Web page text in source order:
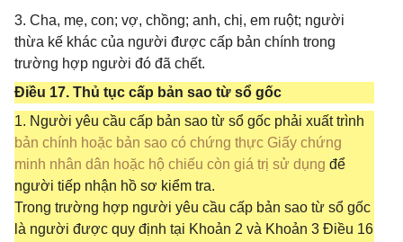
3. Cha, mẹ, con; vợ, chồng; anh, chị, em ruột; người
thừa kế khác của người được cấp bản chính trong
trường hợp người đó đã chết.
Điều 17. Thủ tục cấp bản sao từ sổ gốc
1. Người yêu cầu cấp bản sao từ sổ gốc phải xuất trình
bản chính hoặc bản sao có chứng thực Giấy chứng
minh nhân dân hoặc hộ chiếu còn giá trị sử dụng để
người tiếp nhận hồ sơ kiểm tra.
Trong trường hợp người yêu cầu cấp bản sao từ sổ gốc
là người được quy định tại Khoản 2 và Khoản 3 Điều 16